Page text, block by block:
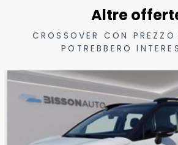
Altre
CROSSOVER CON
POTREBBERO